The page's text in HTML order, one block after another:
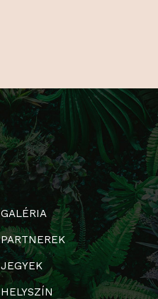
GALÉRIA
PARTNEREK
JEGYEK
HELYSZÍN